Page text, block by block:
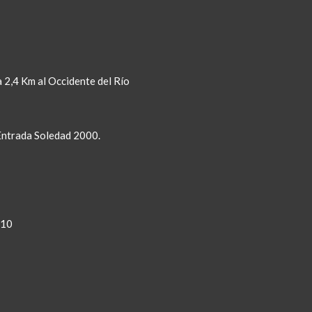
Km al Occidente del Río
Soledad 2000.